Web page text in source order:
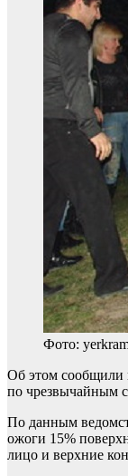
Фото:
Об этом сообщили
по чрезвычайным
По данным
ожоги 15%
лицо и верхние